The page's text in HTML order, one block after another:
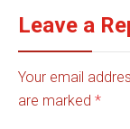
Leave a
Your email
are marked *